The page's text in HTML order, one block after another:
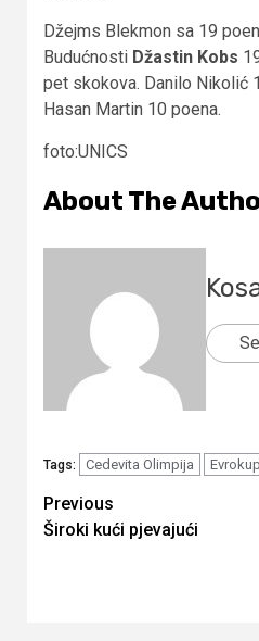
Džejms Blekmon sa 19
Budućnosti Džastin Kobs
pet skokova. Danilo Nikolić
Hasan Martin 10 poena.
foto:UNICS
About The
Tags: Cedevita Olimpija Evrokup
Continue
Reading
Previous
Široki kući pjevajući